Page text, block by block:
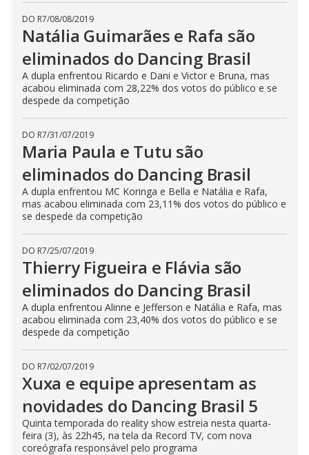
DO R7/08/08/2019
Natália Guimarães e Rafa são
eliminados do Dancing Brasil
A dupla enfrentou Ricardo e Dani e Victor e Bruna, mas
acabou eliminada com 28,22% dos votos do público e se
despede da competição
DO R7/31/07/2019
Maria Paula e Tutu são
eliminados do Dancing Brasil
A dupla enfrentou MC Koringa e Bella e Natália e Rafa,
mas acabou eliminada com 23,11% dos votos do público e
se despede da competição
DO R7/25/07/2019
Thierry Figueira e Flávia são
eliminados do Dancing Brasil
A dupla enfrentou Alinne e Jefferson e Natália e Rafa, mas
acabou eliminada com 23,40% dos votos do público e se
despede da competição
DO R7/02/07/2019
Xuxa e equipe apresentam as
novidades do Dancing Brasil 5
Quinta temporada do reality show estreia nesta quarta-
feira (3), às 22h45, na tela da Record TV, com nova
coreógrafa responsável pelo programa